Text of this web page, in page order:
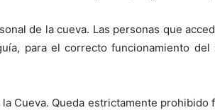
de la cueva. Las personas que
para el correcto funcionamiento
Cueva. Queda estrictamente